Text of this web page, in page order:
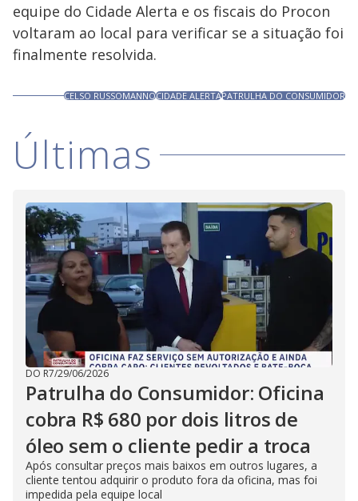
equipe do Cidade Alerta e os fiscais do Procon
voltaram ao local para verificar se a situação foi
finalmente resolvida.
CELSO RUSSOMANNOCIDADE ALERTAPATRULHA DO CONSUMIDOR
Últimas
DO R7/29/06/2026
Patrulha do Consumidor: Oficina
cobra R$ 680 por dois litros de
óleo sem o cliente pedir a troca
Após consultar preços mais baixos em outros lugares, a
cliente tentou adquirir o produto fora da oficina, mas foi
impedida pela equipe local